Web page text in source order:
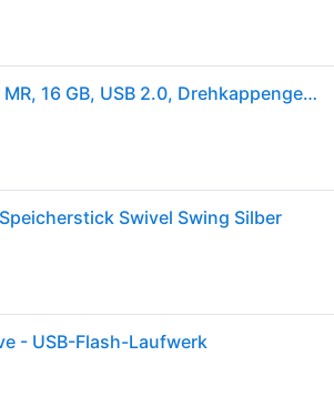
USB Stick MediaRange Serie MR, 16 GB, USB 2.0, Drehkappengehäuse, B 11 x T 11 x H 56 mm, schwarz-silber
Swivel Swing Silber
- USB-Flash-Laufwerk